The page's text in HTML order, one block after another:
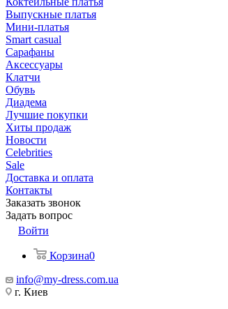
Выпускные платья
Мини-платья
Smart casual
Сарафаны
Аксессуары
Клатчи
Обувь
Диадема
Лучшие покупки
Хиты продаж
Новости
Celebrities
Sale
Доставка и оплата
Контакты
Заказать звонок
Задать вопрос
Войти
Корзина0
info@my-dress.com.ua
г. Киев